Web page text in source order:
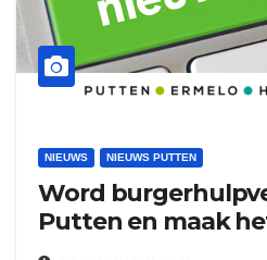
NIEUWS NIEUWS PUTTEN
Word
Putten en maak